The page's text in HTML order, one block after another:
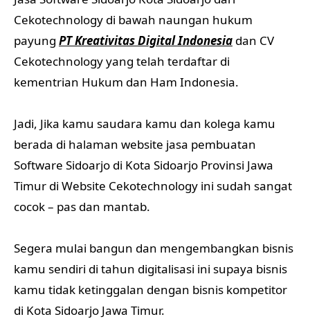
Cekotechnology di bawah naungan hukum
payung PT Kreativitas Digital Indonesia dan CV
Cekotechnology yang telah terdaftar di
kementrian Hukum dan Ham Indonesia.
Jadi, Jika kamu saudara kamu dan kolega kamu
berada di halaman website jasa pembuatan
Software Sidoarjo di Kota Sidoarjo Provinsi Jawa
Timur di Website Cekotechnology ini sudah sangat
cocok – pas dan mantab.
Segera mulai bangun dan mengembangkan bisnis
kamu sendiri di tahun digitalisasi ini supaya bisnis
kamu tidak ketinggalan dengan bisnis kompetitor
di Kota Sidoarjo Jawa Timur.